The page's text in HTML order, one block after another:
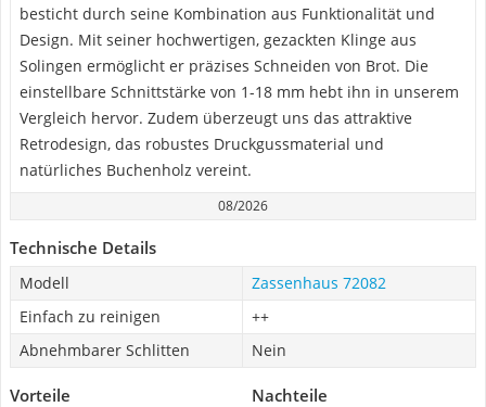
besticht durch seine Kombination aus Funktionalität und
Design. Mit seiner hochwertigen, gezackten Klinge aus
Solingen ermöglicht er präzises Schneiden von Brot. Die
einstellbare Schnittstärke von 1-18 mm hebt ihn in unserem
Vergleich hervor. Zudem überzeugt uns das attraktive
Retrodesign, das robustes Druckgussmaterial und
natürliches Buchenholz vereint.
08/2026
Technische Details
Modell
Zassenhaus 72082
Einfach zu reinigen
++
Abnehmbarer Schlitten
Nein
Vorteile Nachteile